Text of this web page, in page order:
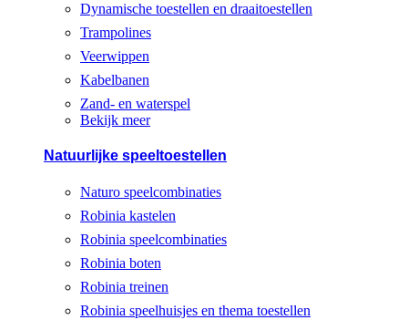
Dynamische toestellen en draaitoestellen
Trampolines
Veerwippen
Kabelbanen
Zand- en waterspel
Bekijk meer
Natuurlijke speeltoestellen
Naturo speelcombinaties
Robinia kastelen
Robinia speelcombinaties
Robinia boten
Robinia treinen
Robinia speelhuisjes en thema toestellen